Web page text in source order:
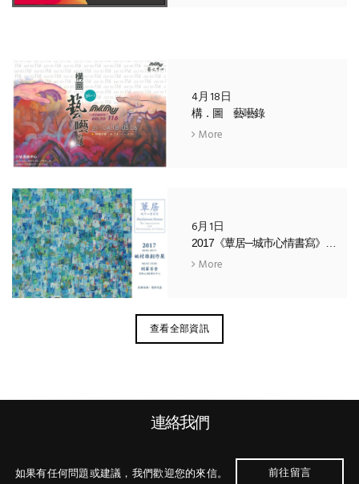
4月18日
構．圖 藝囈錄
More
6月1日
More
查看全部資訊
連絡我們
如果有任何問題或建議，我們歡迎您的來信。 前往留言